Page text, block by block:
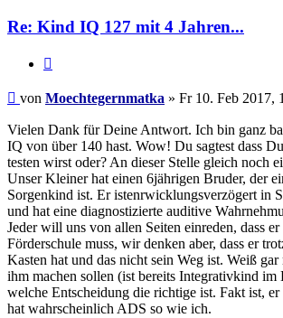
Re: Kind IQ 127 mit 4 Jahren...
Beitrag
von Moechtegernmatka » Fr 10. Feb 2017,
Vielen Dank für Deine Antwort. Ich bin ganz
IQ von über 140 hast. Wow! Du sagtest dass
testen wirst oder? An dieser Stelle gleich noch
Unser Kleiner hat einen 6jährigen Bruder, der
Sorgenkind ist. Er istenrwicklungsverzögert in
und hat eine diagnostizierte auditive
Jeder will uns von allen Seiten einreden, dass er
Förderschule muss, wir denken aber, dass er
Kasten hat und das nicht sein Weg ist. Weiß
ihm machen sollen (ist bereits Integrativkind im
welche Entscheidung die richtige ist. Fakt ist, er
hat wahrscheinlich ADS so wie ich.